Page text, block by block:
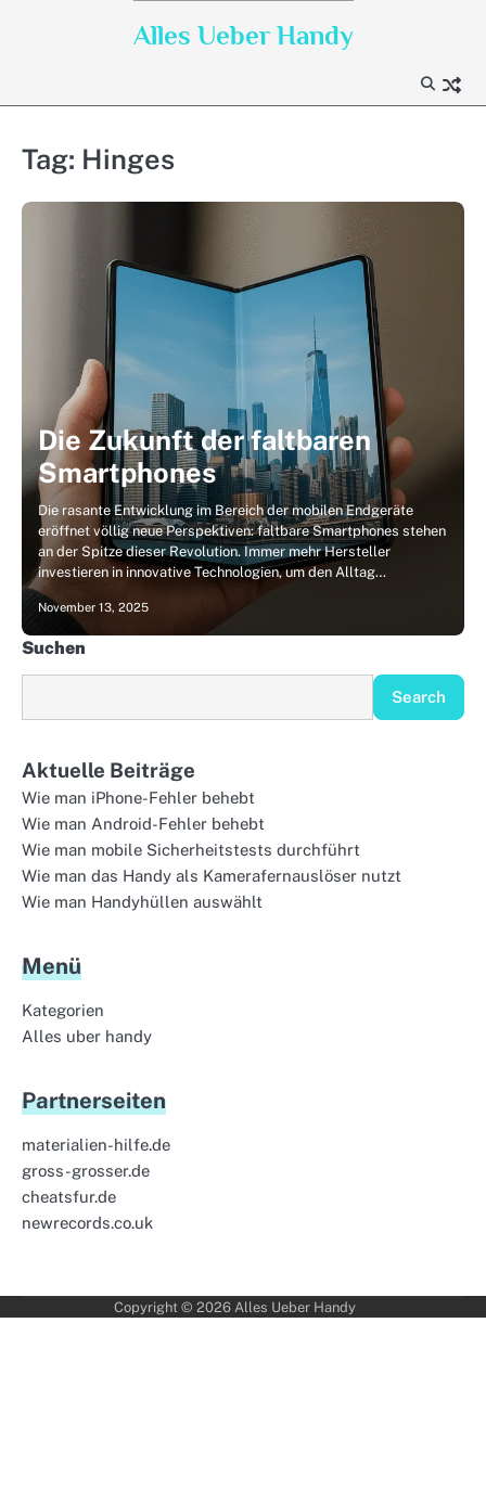
Alles Ueber Handy
Tag: Hinges
Die Zukunft der faltbaren
Smartphones
Die rasante Entwicklung im Bereich der mobilen Endgeräte
eröffnet völlig neue Perspektiven: faltbare Smartphones stehen
an der Spitze dieser Revolution. Immer mehr Hersteller
investieren in innovative Technologien, um den Alltag…
November 13, 2025
Suchen
Search
Aktuelle Beiträge
Wie man iPhone-Fehler behebt
Wie man Android-Fehler behebt
Wie man mobile Sicherheitstests durchführt
Wie man das Handy als Kamerafernauslöser nutzt
Wie man Handyhüllen auswählt
Menü
Kategorien
Alles uber handy
Partnerseiten
materialien-hilfe.de
gross-grosser.de
cheatsfur.de
newrecords.co.uk
Copyright © 2026 Alles Ueber Handy